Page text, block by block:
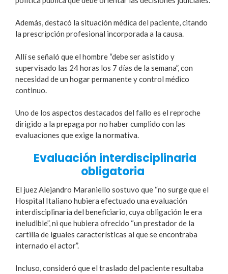
Además, destacó la situación médica del paciente, citando
la prescripción profesional incorporada a la causa.
Allí se señaló que el hombre “debe ser asistido y
supervisado las 24 horas los 7 días de la semana”, con
necesidad de un hogar permanente y control médico
continuo.
Uno de los aspectos destacados del fallo es el reproche
dirigido a la prepaga por no haber cumplido con las
evaluaciones que exige la normativa.
Evaluación interdisciplinaria
obligatoria
El juez Alejandro Maraniello sostuvo que “no surge que el
Hospital Italiano hubiera efectuado una evaluación
interdisciplinaria del beneficiario, cuya obligación le era
ineludible”, ni que hubiera ofrecido “un prestador de la
cartilla de iguales características al que se encontraba
internado el actor”.
Incluso, consideró que el traslado del paciente resultaba